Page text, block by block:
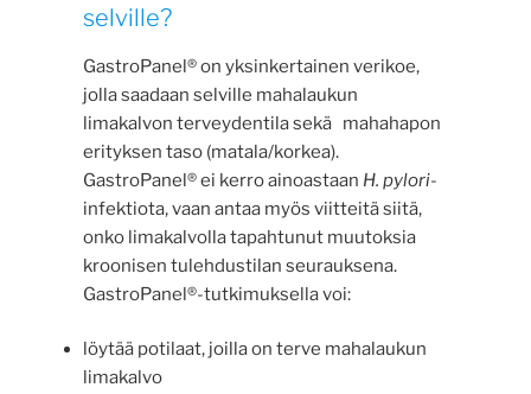
selville?
GastroPanel® on yksinkertainen verikoe,
jolla saadaan selville mahalaukun
limakalvon terveydentila sekä mahahapon
erityksen taso (matala/korkea).
GastroPanel® ei kerro ainoastaan H. pylori-
infektiota, vaan antaa myös viitteitä siitä,
onko limakalvolla tapahtunut muutoksia
kroonisen tulehdustilan seurauksena.
GastroPanel®-tutkimuksella voi:
löytää potilaat, joilla on terve mahalaukun
limakalvo